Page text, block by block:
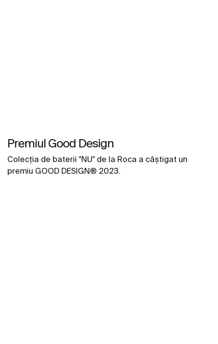
Premiul Good Design
Colecția de baterii "NU" de la Roca a câștigat un
premiu GOOD DESIGN® 2023.